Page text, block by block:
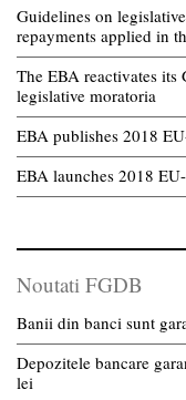
Guidelines on
repayments applied in
The EBA reactivates
legislative moratoria
EBA publishes 2018
EBA launches 2018
Noutati FGDB
Banii din banci sunt
Depozitele bancare
lei